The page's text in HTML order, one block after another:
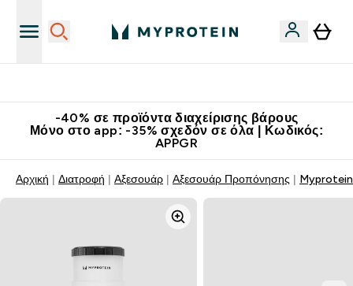
-40% σε προϊόντα διαχείρισης βάρους
Μόνο στο app: -35% σχεδόν σε όλα | Κωδικός:
APPGR
Αρχική Διατροφή Αξεσουάρ Αξεσουάρ Προπόνησης